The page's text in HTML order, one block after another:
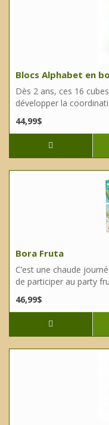
Blocs Alphabet en
Dès 2 ans, ces 16
développer la
44,99$
Bora Fruta
C’est une chaude
de participer au party
46,99$